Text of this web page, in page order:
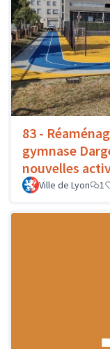
83 -
gymnase
nouvelles
Ville de Lyon 1